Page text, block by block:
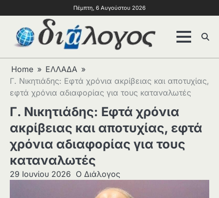
Πέμπτη, 6 Αυγούστου 2026
Home
ΕΛΛΑΔΑ
Γ. Νικητιάδης: Εφτά χρόνια ακρίβειας και αποτυχίας,
εφτά χρόνια αδιαφορίας για τους καταναλωτές
Γ. Νικητιάδης: Εφτά χρόνια
ακρίβειας και αποτυχίας, εφτά
χρόνια αδιαφορίας για τους
καταναλωτές
29 Ιουνίου 2026 Ο Διάλογος